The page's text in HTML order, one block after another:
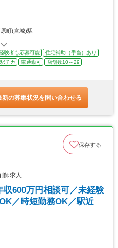
町(宮城)駅
験者も応募可能
住宅補助（手当）あり
駅チカ 車通勤可
店舗数10～29
新の募集状況を問い合わせる
保存する
師求人
収600万円相談可／未経験
／時短勤務OK／駅近